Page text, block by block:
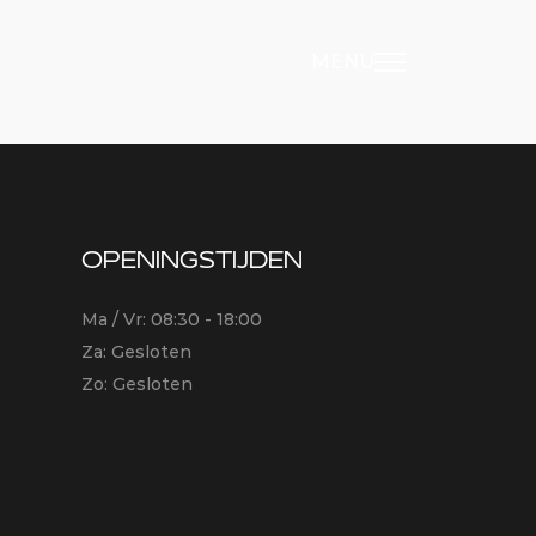
OPENINGSTIJDEN
Ma / Vr: 08:30 - 18:00
Za: Gesloten
Zo: Gesloten